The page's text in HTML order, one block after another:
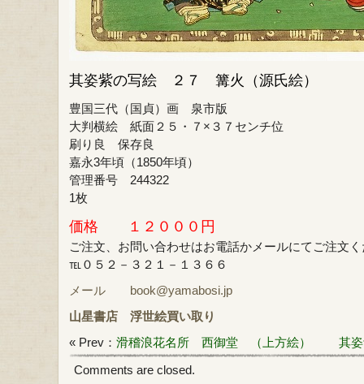
其姿紫の写絵 ２７ 篝火（源氏絵）
豊国三代（国貞）画 泉市版
大判横絵 紙面２５・７×３７センチ位
刷り良 保存良
嘉永3年頃（1850年頃）
管理番号 244322
1枚
価格 １２０００円
ご注文、お問い合わせはお電話かメールにてご注文
℡０５２－３２１－１３６６
メール book@yamabosi.jp
山星書店
浮世絵買い取り
« Prev： 滑稽浪花名所 西御堂 （上方絵）
其
Comments are closed.